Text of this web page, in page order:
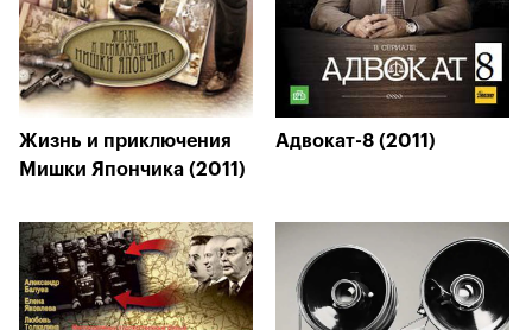
Жизнь и приключения
Мишки Япончика (2011)
Адвокат-8 (2011)